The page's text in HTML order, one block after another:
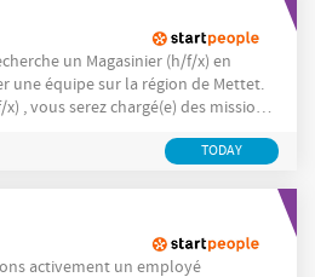
une équipe sur la région de Mettet.
, vous serez chargé(e) des missions
TODAY